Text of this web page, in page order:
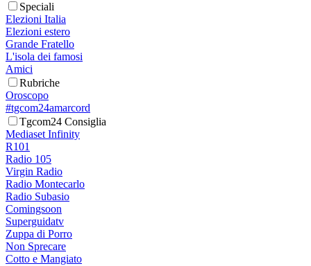
Speciali
Elezioni Italia
Elezioni estero
Grande Fratello
L'isola dei famosi
Amici
Rubriche
Oroscopo
#tgcom24amarcord
Tgcom24 Consiglia
Mediaset Infinity
R101
Radio 105
Virgin Radio
Radio Montecarlo
Radio Subasio
Comingsoon
Superguidatv
Zuppa di Porro
Non Sprecare
Cotto e Mangiato